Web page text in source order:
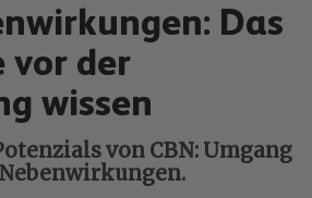
Das
vor der
wissen
von CBN: Umgang